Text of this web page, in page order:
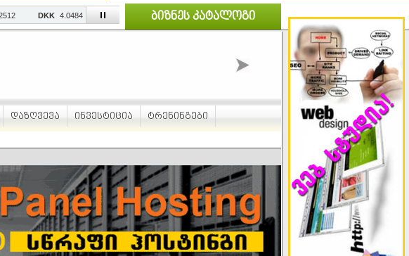
ბიზნეს კატალოგი
დაზღვევა ინვესტიცია
ტრენინგები